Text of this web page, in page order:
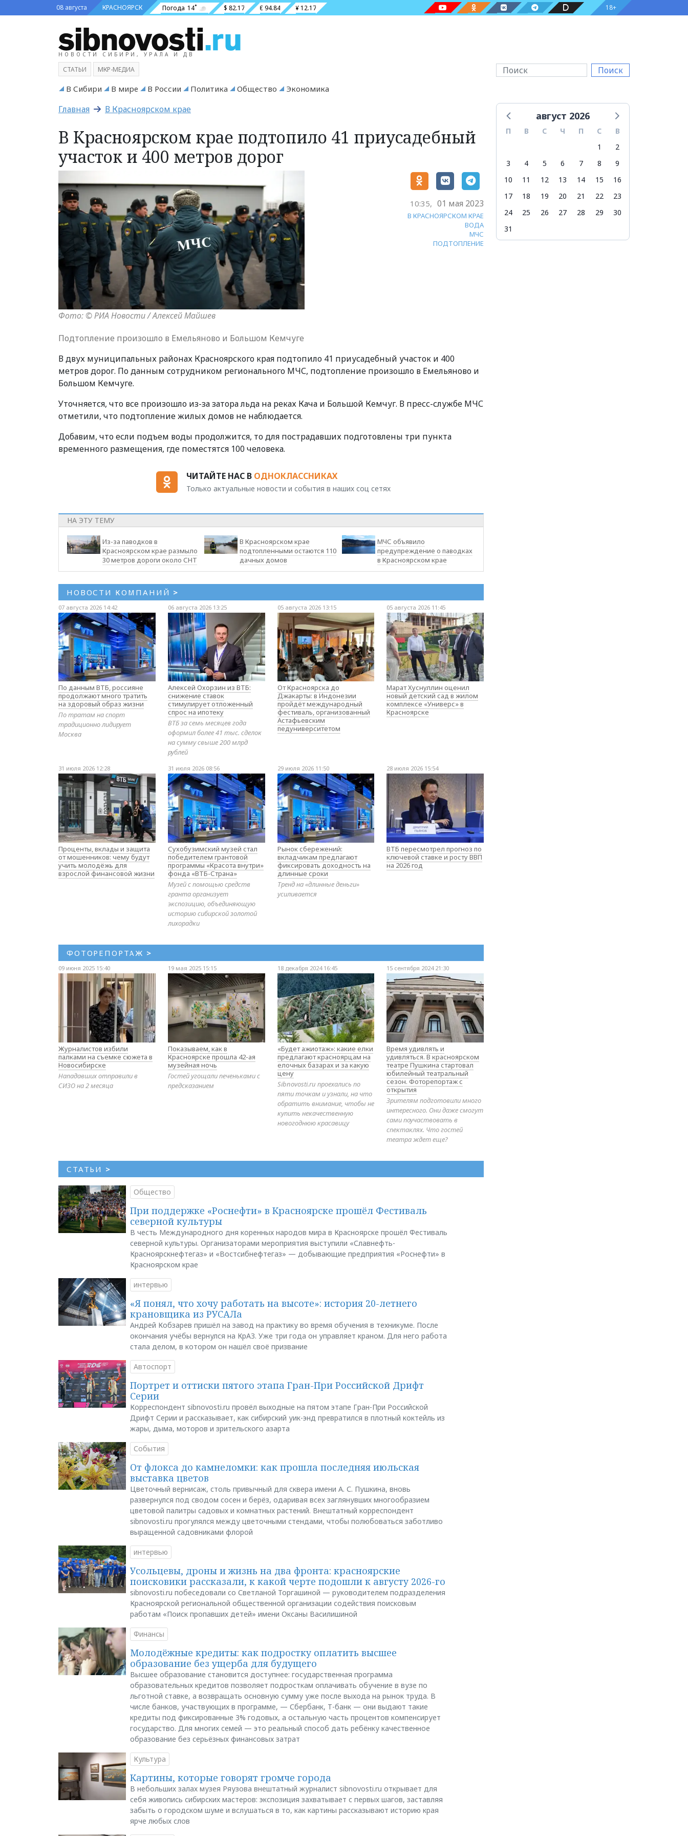
08 августа КРАСНОЯРСК Погода 14˚ $ 82.17 € 94.84 ¥ 12.17 18+
НОВОСТИ СИБИРИ, УРАЛА И ДВ
Поиск
СТАТЬИ МКР-МЕДИА
В Сибири В мире В России Политика Общество Экономика
Главная В Красноярском крае
В Красноярском крае подтопило 41 приусадебный
участок и 400 метров дорог
Фото: © РИА Новости / Алексей Майшев
10:35, 01 мая 2023
В КРАСНОЯРСКОМ КРАЕ
ВОДА
МЧС
ПОДТОПЛЕНИЕ
Подтопление произошло в Емельяново и Большом Кемчуге
В двух муниципальных районах Красноярского края подтопило 41 приусадебный участок и 400
метров дорог. По данным сотрудником регионального МЧС, подтопление произошло в Емельяново и
Большом Кемчуге.
Уточняется, что все произошло из-за затора льда на реках Кача и Большой Кемчуг. В пресс-службе МЧС
отметили, что подтопление жилых домов не наблюдается.
Добавим, что если подъем воды продолжится, то для пострадавших подготовлены три пункта
временного размещения, где поместятся 100 человека.
ЧИТАЙТЕ НАС В ОДНОКЛАССНИКАХ
Только актуальные новости и события в наших соц сетях
НА ЭТУ ТЕМУ
Из-за паводков в
Красноярском крае размыло
30 метров дороги около СНТ
В Красноярском крае
подтопленными остаются 110
дачных домов
МЧС объявило
предупреждение о паводках
в Красноярском крае
НОВОСТИ КОМПАНИЙ >
07 августа 2026 14:42
По данным ВТБ, россияне
продолжают много тратить
на здоровый образ жизни
По тратам на спорт
традиционно лидирует
Москва
06 августа 2026 13:25
Алексей Охорзин из ВТБ:
снижение ставок
стимулирует отложенный
спрос на ипотеку
ВТБ за семь месяцев года
оформил более 41 тыс. сделок
на сумму свыше 200 млрд
рублей
05 августа 2026 13:15
От Красноярска до
Джакарты: в Индонезии
пройдёт международный
фестиваль, организованный
Астафьевским
педуниверситетом
05 августа 2026 11:45
Марат Хуснуллин оценил
новый детский сад в жилом
комплексе «Универс» в
Красноярске
31 июля 2026 12:28
Проценты, вклады и защита
от мошенников: чему будут
учить молодёжь для
взрослой финансовой жизни
31 июля 2026 08:56
Сухобузимский музей стал
победителем грантовой
программы «Красота внутри»
фонда «ВТБ-Страна»
Музей с помощью средств
гранта организует
экспозицию, объединяющую
историю сибирской золотой
лихорадки
29 июля 2026 11:50
Рынок сбережений:
вкладчикам предлагают
фиксировать доходность на
длинные сроки
Тренд на «длинные деньги»
усиливается
28 июля 2026 15:54
ВТБ пересмотрел прогноз по
ключевой ставке и росту ВВП
на 2026 год
ФОТОРЕПОРТАЖ >
09 июня 2025 15:40
Журналистов избили
палками на съемке сюжета в
Новосибирске
Нападавших отправили в
СИЗО на 2 месяца
19 мая 2025 15:15
Показываем, как в
Красноярске прошла 42-ая
музейная ночь
Гостей угощали печеньками с
предсказанием
18 декабря 2024 16:45
«Будет ажиотаж»: какие елки
предлагают красноярцам на
елочных базарах и за какую
цену
Sibnovosti.ru проехались по
пяти точкам и узнали, на что
обратить внимание, чтобы не
купить некачественную
новогоднюю красавицу
15 сентября 2024 21:30
Время удивлять и
удивляться. В красноярском
театре Пушкина стартовал
юбилейный театральный
сезон. Фоторепортаж с
открытия
Зрителям подготовили много
интересного. Они даже смогут
сами поучаствовать в
спектаклях. Что гостей
театра ждет еще?
СТАТЬИ >
Общество
При поддержке «Роснефти» в Красноярске прошёл Фестиваль
северной культуры
В честь Международного дня коренных народов мира в Красноярске прошёл Фестиваль
северной культуры. Организаторами мероприятия выступили «Славнефть-
Красноярскнефтегаз» и «Востсибнефтегаз» — добывающие предприятия «Роснефти» в
Красноярском крае
интервью
«Я понял, что хочу работать на высоте»: история 20-летнего
крановщика из РУСАЛа
Андрей Кобзарев пришёл на завод на практику во время обучения в техникуме. После
окончания учёбы вернулся на КрАЗ. Уже три года он управляет краном. Для него работа
стала делом, в котором он нашёл своё призвание
Автоспорт
Портрет и оттиски пятого этапа Гран-При Российской Дрифт
Серии
Корреспондент sibnovosti.ru провёл выходные на пятом этапе Гран-При Российской
Дрифт Серии и рассказывает, как сибирский уик-энд превратился в плотный коктейль из
жары, дыма, моторов и зрительского азарта
События
От флокса до камнеломки: как прошла последняя июльская
выставка цветов
Цветочный вернисаж, столь привычный для сквера имени А. С. Пушкина, вновь
развернулся под сводом сосен и берёз, одаривая всех заглянувших многообразием
цветовой палитры садовых и комнатных растений. Внештатный корреспондент
sibnovosti.ru прогулялся между цветочными стендами, чтобы полюбоваться заботливо
выращенной садовниками флорой
интервью
Усольцевы, дроны и жизнь на два фронта: красноярские
поисковики рассказали, к какой черте подошли к августу 2026-го
sibnovosti.ru побеседовали со Светланой Торгашиной — руководителем подразделения
Красноярской региональной общественной организации содействия поисковым
работам «Поиск пропавших детей» имени Оксаны Василишиной
Финансы
Молодёжные кредиты: как подростку оплатить высшее
образование без ущерба для будущего
Высшее образование становится доступнее: государственная программа
образовательных кредитов позволяет подросткам оплачивать обучение в вузе по
льготной ставке, а возвращать основную сумму уже после выхода на рынок труда. В
числе банков, участвующих в программе, — Сбербанк, Т-банк — они выдают такие
кредиты под фиксированные 3% годовых, а остальную часть процентов компенсирует
государство. Для многих семей — это реальный способ дать ребёнку качественное
образование без серьёзных финансовых затрат
Культура
Картины, которые говорят громче города
В небольших залах музея Ряузова внештатный журналист sibnovosti.ru открывает для
себя живопись сибирских мастеров: экспозиция захватывает с первых шагов, заставляя
забыть о городском шуме и вслушаться в то, как картины рассказывают историю края
ярче любых слов
август 2026
П В С Ч П С
В
1
2
3
4 5 6 7 8
9
10
11 12 13 14 15
16
17
18 19 20 21 22
23
24
25 26 27 28 29
30
31